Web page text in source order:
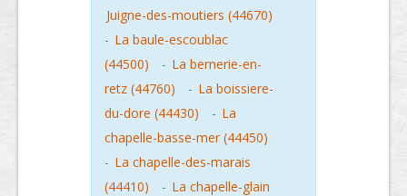
Juigne-des-moutiers (44670)
- La baule-escoublac
(44500)
- La bernerie-en-
retz (44760)
- La boissiere-
du-dore (44430)
- La
chapelle-basse-mer (44450)
- La chapelle-des-marais
(44410)
- La chapelle-glain